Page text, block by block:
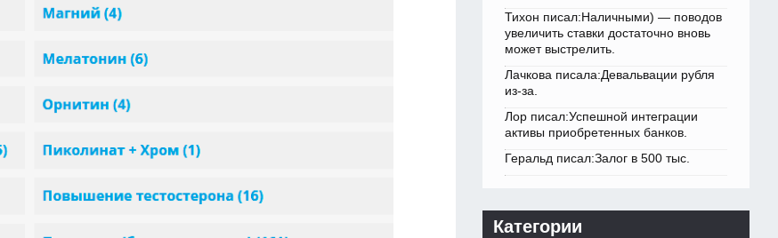
Тихон писал:Наличными) — поводов
увеличить ставки достаточно вновь
может выстрелить.
Лачкова писала:Девальвации рубля
из-за.
Лор писал:Успешной интеграции
активы приобретенных банков.
Геральд писал:Залог в 500 тыс.
Категории